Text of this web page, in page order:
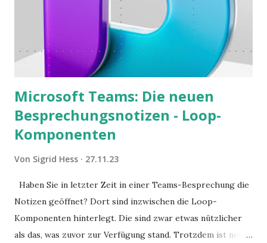
Microsoft Teams: Die neuen
Besprechungsnotizen - Loop-
Komponenten
Von Sigrid Hess 27.11.23
Haben Sie in letzter Zeit in einer Teams-Besprechung die
Notizen geöffnet? Dort sind inzwischen die Loop-
Komponenten hinterlegt. Die sind zwar etwas nützlicher
als das, was zuvor zur Verfügung stand. Trotzdem ist noch